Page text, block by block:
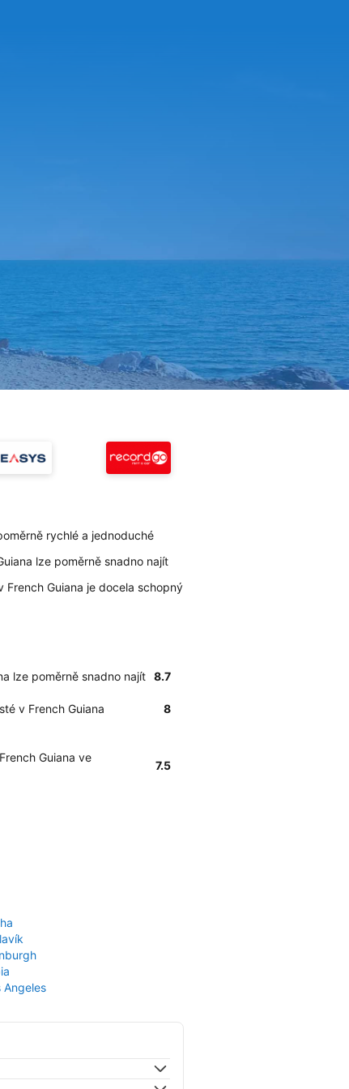
rychlé a jednoduché
lze poměrně snadno najít
French Guiana je docela schopný
lze poměrně snadno najít 8.7
v French Guiana 8
Guiana ve
7.5
Angeles